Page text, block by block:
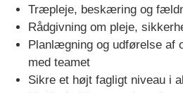
Træpleje, beskæring og
Rådgivning om pleje,
Planlægning og udførelse af
med teamet
Sikre et højt fagligt niveau i